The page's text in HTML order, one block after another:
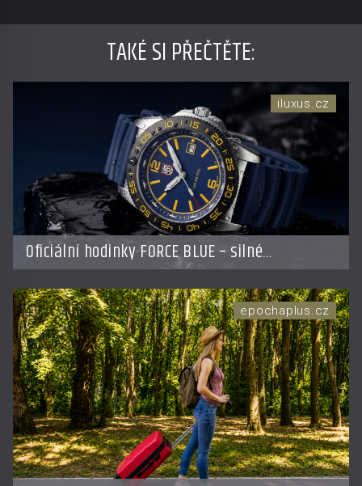
TAKÉ SI PŘEČTĚTE:
Oficiální hodinky FORCE BLUE – silné
partnerství poháněné účelem
iluxus.cz
epochaplus.cz